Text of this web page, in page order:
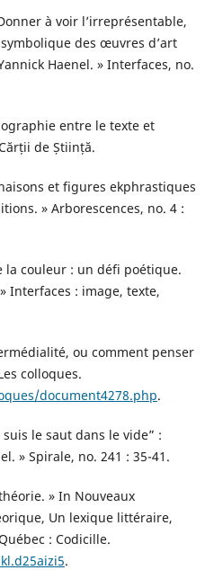
à voir l’irreprésentable,
des œuvres d’art
Haenel. » Interfaces, no.
entre le texte et
de Știință.
et figures ekphrastiques
» Arborescences, no. 4 :
la couleur : un défi poétique.
Interfaces : image, texte,
ou comment penser
colloques.
document4278.php.
suis le saut dans le vide” :
» Spirale, no. 241 : 35-41.
» In Nouveaux
Un lexique littéraire,
: Codicille.
.